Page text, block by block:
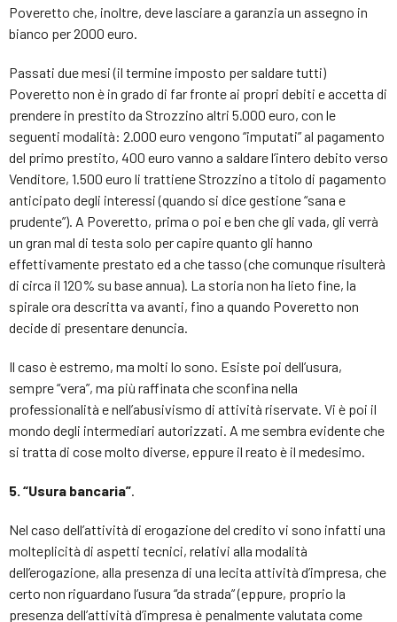
Poveretto che, inoltre, deve lasciare a garanzia un assegno in
bianco per 2000 euro.
Passati due mesi (il termine imposto per saldare tutti)
Poveretto non è in grado di far fronte ai propri debiti e accetta di
prendere in prestito da Strozzino altri 5.000 euro, con le
seguenti modalità: 2.000 euro vengono “imputati” al pagamento
del primo prestito, 400 euro vanno a saldare l’intero debito verso
Venditore, 1.500 euro li trattiene Strozzino a titolo di pagamento
anticipato degli interessi (quando si dice gestione “sana e
prudente”). A Poveretto, prima o poi e ben che gli vada, gli verrà
un gran mal di testa solo per capire quanto gli hanno
effettivamente prestato ed a che tasso (che comunque risulterà
di circa il 120% su base annua). La storia non ha lieto fine, la
spirale ora descritta va avanti, fino a quando Poveretto non
decide di presentare denuncia.
Il caso è estremo, ma molti lo sono. Esiste poi dell’usura,
sempre “vera”, ma più raffinata che sconfina nella
professionalità e nell’abusivismo di attività riservate. Vi è poi il
mondo degli intermediari autorizzati. A me sembra evidente che
si tratta di cose molto diverse, eppure il reato è il medesimo.
5. “Usura bancaria”.
Nel caso dell’attività di erogazione del credito vi sono infatti una
molteplicità di aspetti tecnici, relativi alla modalità
dell’erogazione, alla presenza di una lecita attività d’impresa, che
certo non riguardano l’usura “da strada” (eppure, proprio la
presenza dell’attività d’impresa è penalmente valutata come